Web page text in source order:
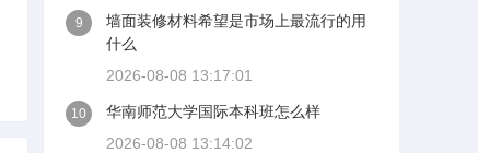
9
墙面装修材料希望是市场上最流行的用
什么
2026-08-08 13:17:01
10
华南师范大学国际本科班怎么样
2026-08-08 13:14:02